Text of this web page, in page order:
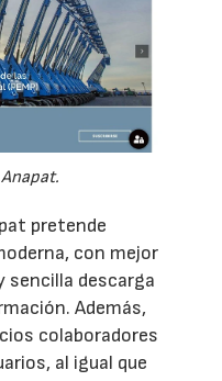
pretende
con mejor
sencilla descarga
Además,
colaboradores
al igual que